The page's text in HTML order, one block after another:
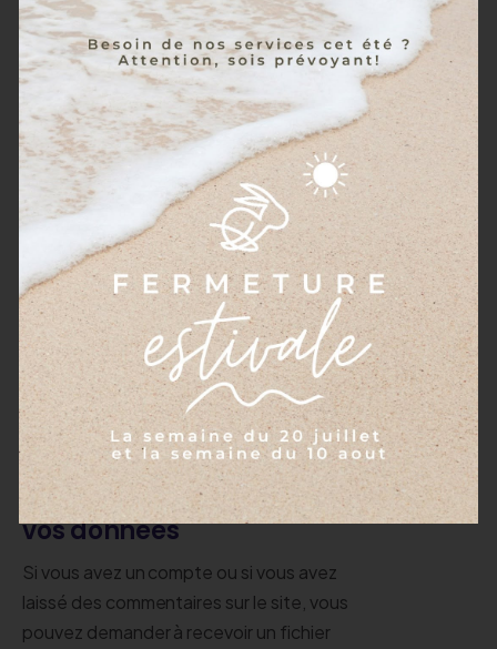
Toutes les transactions financières
électroniques effectuées par le biais de
notre site web seront protégées par des
technologies de cryptage.
Vous reconnaissez que la transmission
d’informations par internet est
intrinsèquement non sécurisée, et que
nous ne pouvons pas garantir la sécurité de
vos données envoyées par internet.
Vous êtes responsable de la confidentialité
du mot de passe que vous utilisez pour
accéder à notre site web ; nous ne vous
demanderons pas votre mot de passe
(sauf quand vous vous identifiez sur notre
site web).
Les droits que vous avez sur
vos données
Si vous avez un compte ou si vous avez
laissé des commentaires sur le site, vous
pouvez demander à recevoir un fichier